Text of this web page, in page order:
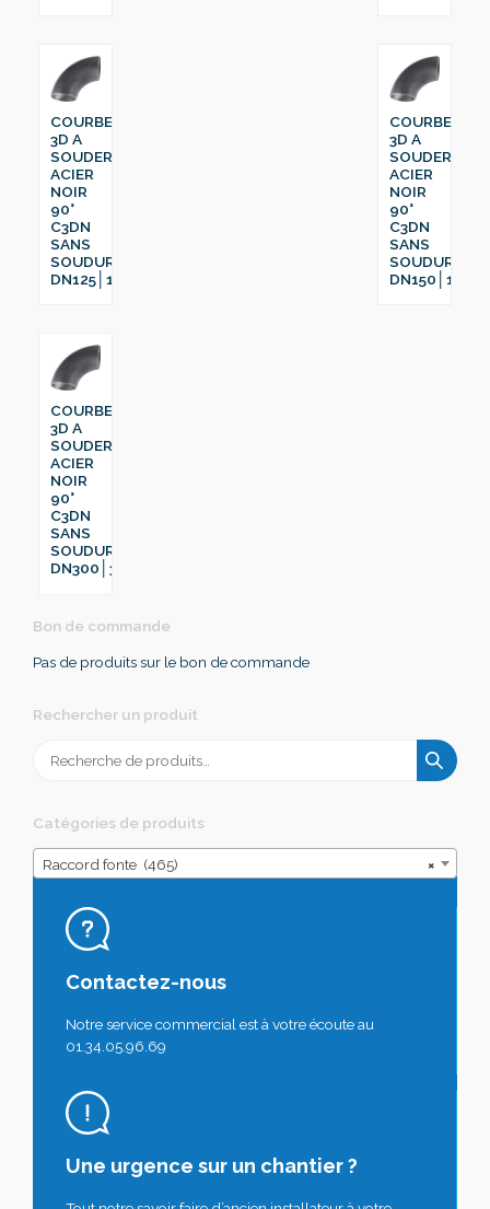
COURBE
3D A
SOUDER
ACIER
NOIR
90°
C3DN
SANS
SOUDURE
DN125│139.7
COURBE
3D A
SOUDER
ACIER
NOIR
90°
C3DN
SANS
SOUDURE
DN150│168.3
COURBE
3D A
SOUDER
ACIER
NOIR
90°
C3DN
SANS
SOUDURE
DN300│323.9
Bon de commande
Pas de produits sur le bon de commande
Rechercher un produit
pour :
Catégories de produits
×
Raccord fonte (465)
Contactez-nous
Notre service commercial est à votre écoute au
01.34.05.96.69
Une urgence sur un chantier ?